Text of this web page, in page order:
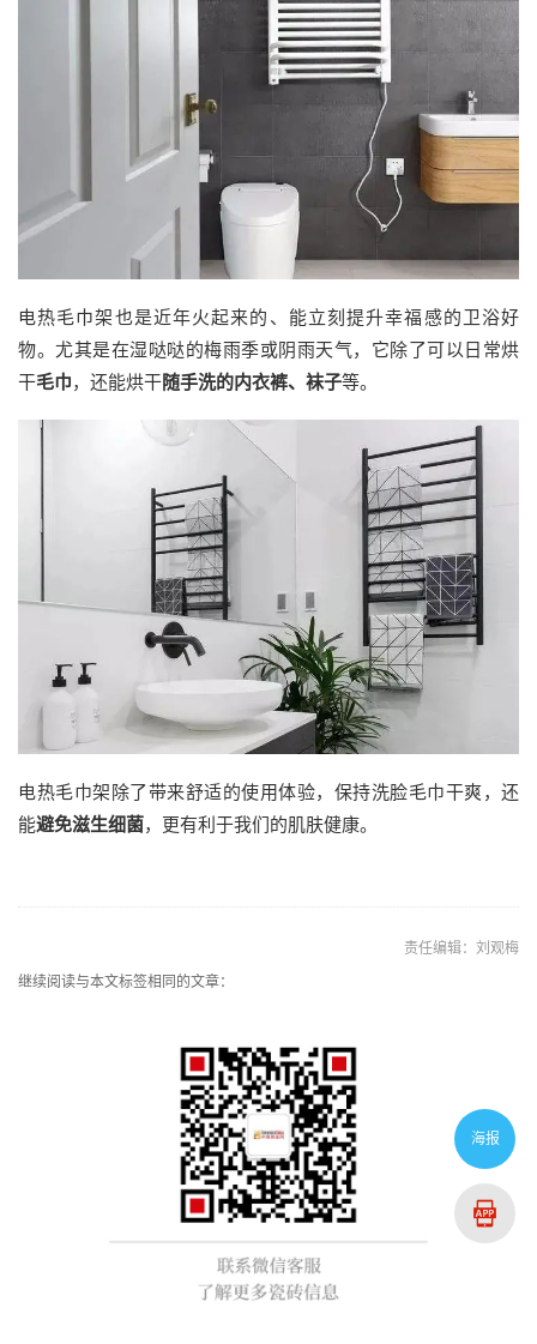
电热毛巾架也是近年火起来的、能立刻提升幸福感的卫浴好
物。尤其是在湿哒哒的梅雨季或阴雨天气，它除了可以日常烘
干毛巾，还能烘干随手洗的内衣裤、袜子等。
电热毛巾架除了带来舒适的使用体验，保持洗脸毛巾干爽，还
能避免滋生细菌，更有利于我们的肌肤健康。
责任编辑：刘观梅
继续阅读与本文标签相同的文章：
海报